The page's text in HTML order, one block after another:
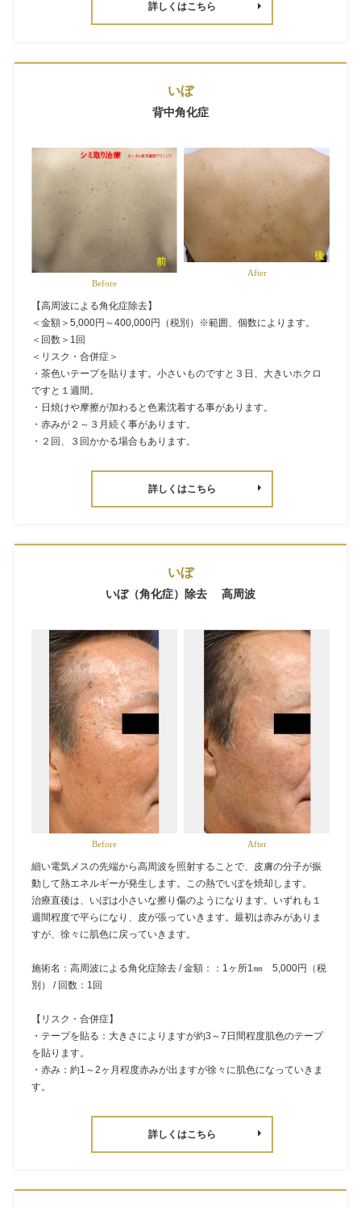
詳しくはこちら
いぼ
背中角化症
Before
After
【高周波による角化症除去】
＜金額＞5,000円～400,000円（税別）※範囲、個数によります。
＜回数＞1回
＜リスク・合併症＞
・茶色いテープを貼ります。小さいものですと３日、大きいホクロ
ですと１週間。
・日焼けや摩擦が加わると色素沈着する事があります。
・赤みが２～３月続く事があります。
・２回、３回かかる場合もあります。
詳しくはこちら
いぼ
いぼ（角化症）除去 高周波
Before After
細い電気メスの先端から高周波を照射することで、皮膚の分子が振
動して熱エネルギーが発生します。この熱でいぼを焼却します。
治療直後は、いぼは小さいな擦り傷のようになります。いずれも１
週間程度で平らになり、皮が張っていきます。最初は赤みがありま
すが、徐々に肌色に戻っていきます。
施術名：高周波による角化症除去 / 金額：：1ヶ所1㎜ 5,000円（税
別） / 回数：1回
【リスク・合併症】
・テープを貼る：大きさによりますが約3～7日間程度肌色のテープ
を貼ります。
・赤み：約1～2ヶ月程度赤みが出ますが徐々に肌色になっていきま
す。
詳しくはこちら